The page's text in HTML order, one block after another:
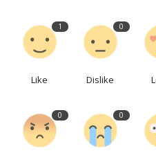
1
Like
0
Dislike
0 0